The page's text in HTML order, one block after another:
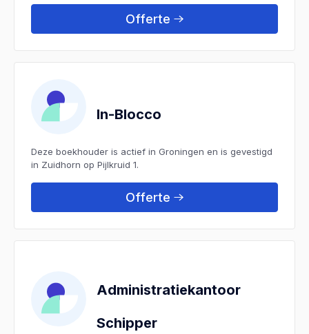
Offerte
In-Blocco
Deze boekhouder is actief in Groningen en is gevestigd
in Zuidhorn op Pijlkruid 1.
Offerte
Administratiekantoor
Schipper